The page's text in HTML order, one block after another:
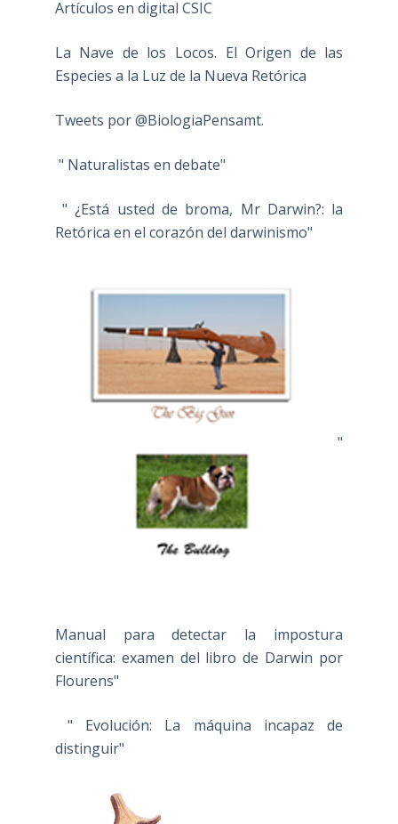
Artículos en digital CSIC
La Nave de los Locos. El Origen de las
Especies a la Luz de la Nueva Retórica
Tweets por @BiologiaPensamt.
" Naturalistas en debate"
" ¿Está usted de broma, Mr Darwin?: la
Retórica en el corazón del darwinismo"
"
Manual para detectar la impostura
científica: examen del libro de Darwin por
Flourens"
" Evolución: La máquina incapaz de
distinguir"